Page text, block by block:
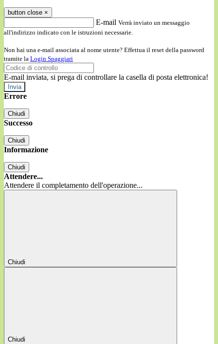
button close ×
E-mail Verrà inviato un messaggio
all'indirizzo indicato con le istruzioni necessarie.
Non hai una e-mail associata al nome utente? Effettua il reset della password
tramite la Login Spaggiari
E-mail inviata, si prega di controllare la casella di posta elettronica!
Errore
Chiudi
Successo
Chiudi
Informazione
Chiudi
Attendere...
Attendere il completamento dell'operazione...
Chiudi
Chiudi